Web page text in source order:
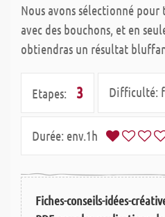
Nous avons sélectionné
avec des bouchons, et en
obtiendras un résultat
Etapes: 3 Difficulté:
Durée: env.1h
Fiches-conseils-idées-